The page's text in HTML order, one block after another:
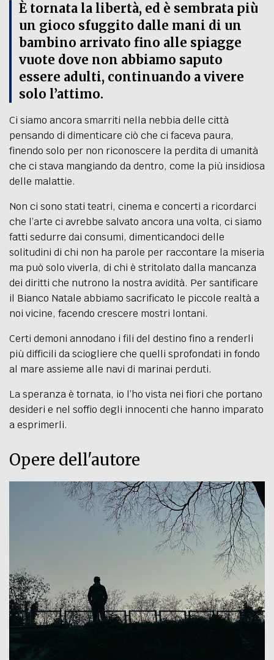
È tornata la libertà, ed è sembrata più
un gioco sfuggito dalle mani di un
bambino arrivato fino alle spiagge
vuote dove non abbiamo saputo
essere adulti, continuando a vivere
solo l’attimo.
Ci siamo ancora smarriti nella nebbia delle città
pensando di dimenticare ciò che ci faceva paura,
finendo solo per non riconoscere la perdita di umanità
che ci stava mangiando da dentro, come la più insidiosa
delle malattie.
Non ci sono stati teatri, cinema e concerti a ricordarci
che l’arte ci avrebbe salvato ancora una volta, ci siamo
fatti sedurre dai consumi, dimenticandoci delle
solitudini di chi non ha parole per raccontare la miseria
ma può solo viverla, di chi è stritolato dalla mancanza
dei diritti che nutrono la nostra avidità. Per santificare
il Bianco Natale abbiamo sacrificato le piccole realtà a
noi vicine, facendo crescere mostri lontani.
Certi demoni annodano i fili del destino fino a renderli
più difficili da sciogliere che quelli sprofondati in fondo
al mare assieme alle navi di marinai perduti.
La speranza è tornata, io l’ho vista nei fiori che portano
desideri e nel soffio degli innocenti che hanno imparato
a esprimerli.
Opere dell'autore